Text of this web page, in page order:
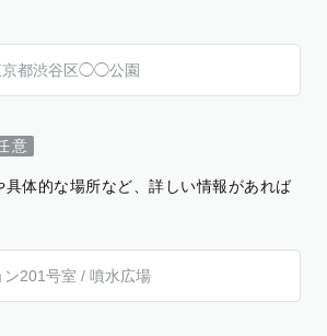
具体的な場所など、詳しい情報があれば